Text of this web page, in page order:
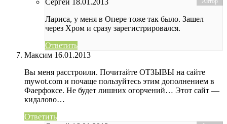
Сергей 18.01.2013
Лариса, у меня в Опере тоже так было. Зашел
через Хром и сразу зарегистрировался.
Ответить
Максим 16.01.2013
Вы меня расстроили. Почитайте ОТЗЫВЫ на сайте
mywot.com и почаще пользуйтесь этим дополнением в
Фаерфоксе. Не будет лишних огорчений… Этот сайт —
кидалово…
Ответить